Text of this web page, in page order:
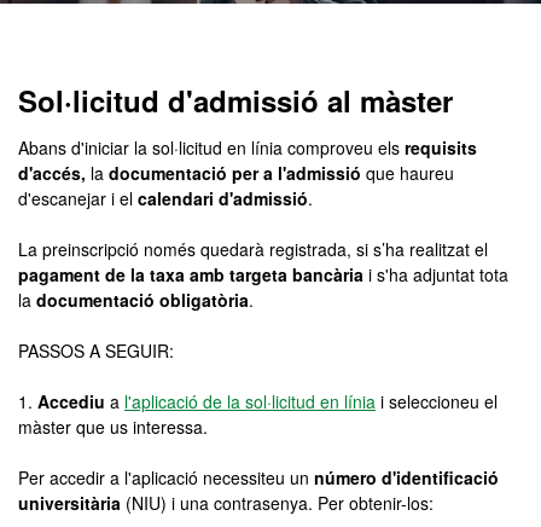
Sol·licitud d'admissió al màster
Abans d'iniciar la sol·licitud en línia comproveu els requisits
d'accés, la documentació per a l'admissió que haureu
d'escanejar i el calendari d'admissió.
La preinscripció només quedarà registrada, si s’ha realitzat el
pagament de la taxa amb targeta bancària i s'ha adjuntat tota
la documentació obligatòria.
PASSOS A SEGUIR:
1. Accediu a l'aplicació de la sol·licitud en línia i seleccioneu el
màster que us interessa.
Per accedir a l'aplicació necessiteu un número d'identificació
universitària (NIU) i una contrasenya. Per obtenir-los: